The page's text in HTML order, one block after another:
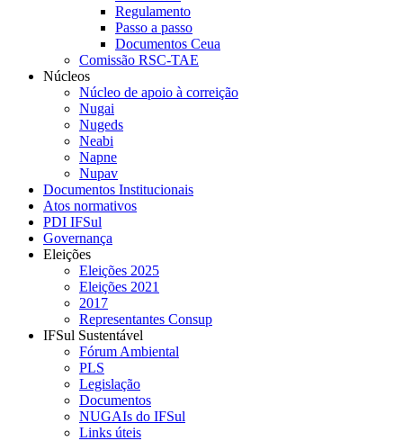
Regulamento
Passo a passo
Documentos Ceua
Comissão RSC-TAE
Núcleos
Núcleo de apoio à correição
Nugai
Nugeds
Neabi
Napne
Nupav
Documentos Institucionais
Atos normativos
PDI IFSul
Governança
Eleições
Eleições 2025
Eleições 2021
2017
Representantes Consup
IFSul Sustentável
Fórum Ambiental
PLS
Legislação
Documentos
NUGAIs do IFSul
Links úteis